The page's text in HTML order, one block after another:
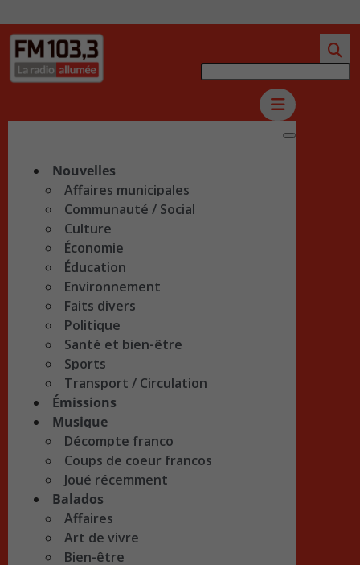
Nouvelles
Affaires municipales
Communauté / Social
Culture
Économie
Éducation
Environnement
Faits divers
Politique
Santé et bien-être
Sports
Transport / Circulation
Émissions
Musique
Décompte franco
Coups de coeur francos
Joué récemment
Balados
Affaires
Art de vivre
Bien-être